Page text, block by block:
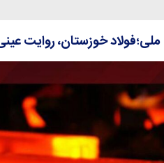
خوزستان، روایت